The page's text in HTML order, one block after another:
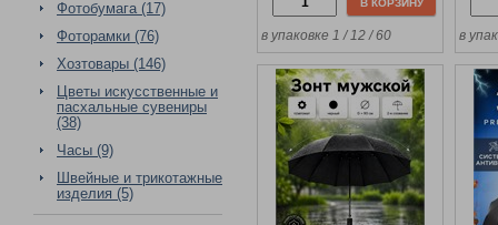
Фотобумага (17)
Фоторамки (76)
Хозтовары (146)
Цветы искусственные и
пасхальные сувениры
(38)
Часы (9)
Швейные и трикотажные
изделия (5)
В КОРЗИНУ
в упаковке 1 / 12 / 60 в